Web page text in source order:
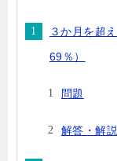
３か月を超
69％）
問題
解答・解説